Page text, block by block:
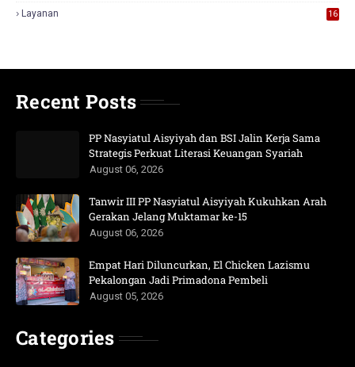
Layanan 16
Recent Posts
PP Nasyiatul Aisyiyah dan BSI Jalin Kerja Sama
Strategis Perkuat Literasi Keuangan Syariah
August 06, 2026
Tanwir III PP Nasyiatul Aisyiyah Kukuhkan Arah
Gerakan Jelang Muktamar ke-15
August 06, 2026
Empat Hari Diluncurkan, El Chicken Lazismu
Pekalongan Jadi Primadona Pembeli
August 05, 2026
Categories